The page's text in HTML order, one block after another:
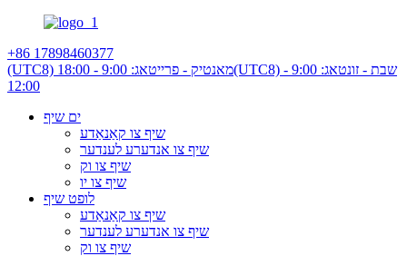
+86 17898460377
(UTC8) מאנטיק - פרייטאג: 9:00 - 18:00(UTC8) שבת - זונטאג: 9:00 -
12:00
ים שיף
שיף צו קאַנאַדע
שיף צו אנדערע לענדער
שיף צו וק
שיף צו יו
לופט שיף
שיף צו קאַנאַדע
שיף צו אנדערע לענדער
שיף צו וק